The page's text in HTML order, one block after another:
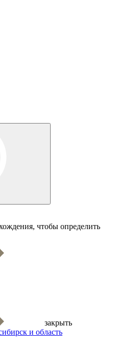
чтобы определить
закрыть
и область